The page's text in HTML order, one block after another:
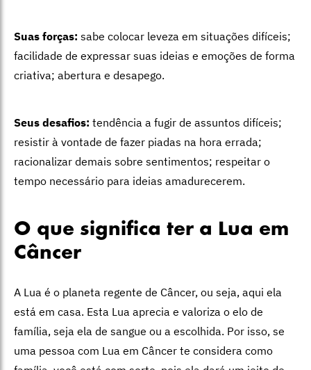
Suas forças: sabe colocar leveza em situações difíceis;
facilidade de expressar suas ideias e emoções de forma
criativa; abertura e desapego.
Seus desafios: tendência a fugir de assuntos difíceis;
resistir à vontade de fazer piadas na hora errada;
racionalizar demais sobre sentimentos; respeitar o
tempo necessário para ideias amadurecerem.
O que significa ter a Lua em
Câncer
A Lua é o planeta regente de Câncer, ou seja, aqui ela
está em casa. Esta Lua aprecia e valoriza o elo de
família, seja ela de sangue ou a escolhida. Por isso, se
uma pessoa com Lua em Câncer te considera como